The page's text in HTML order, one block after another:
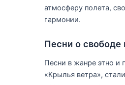
атмосферу полета,
гармонии.
Песни о свободе
Песни в жанре этно и
«Крылья ветра»,